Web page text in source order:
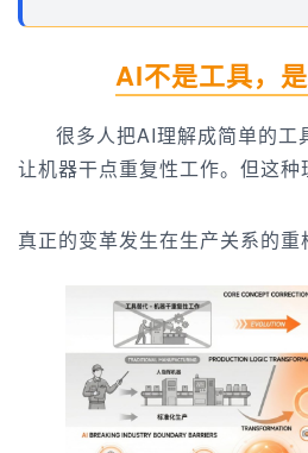
AI不是工具，
很多人把AI理解成简单的工
让机器干点重复性工作。但这种
真正的变革发生在生产关系的重